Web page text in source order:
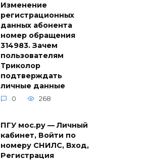
Изменение
регистрационных
данных абонента
номер обращения
314983. Зачем
пользователям
Триколор
подтверждать
личные данные
0 268
ПГУ мос.ру — Личный
кабинет, Войти по
номеру СНИЛС, Вход,
Регистрация